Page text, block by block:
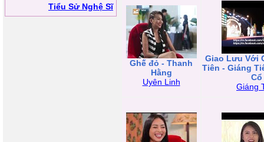
Tiểu Sử Nghệ Sĩ
Ghế đỏ - Thanh
Hằng
Uyên Linh
Giao Lưu Với
Tiên - Giáng
Cổ
Giáng